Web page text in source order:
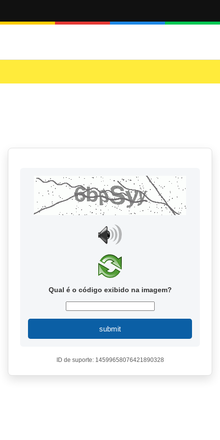
Qual é o código exibido na imagem?
submit
ID de suporte: 14599658076421890328